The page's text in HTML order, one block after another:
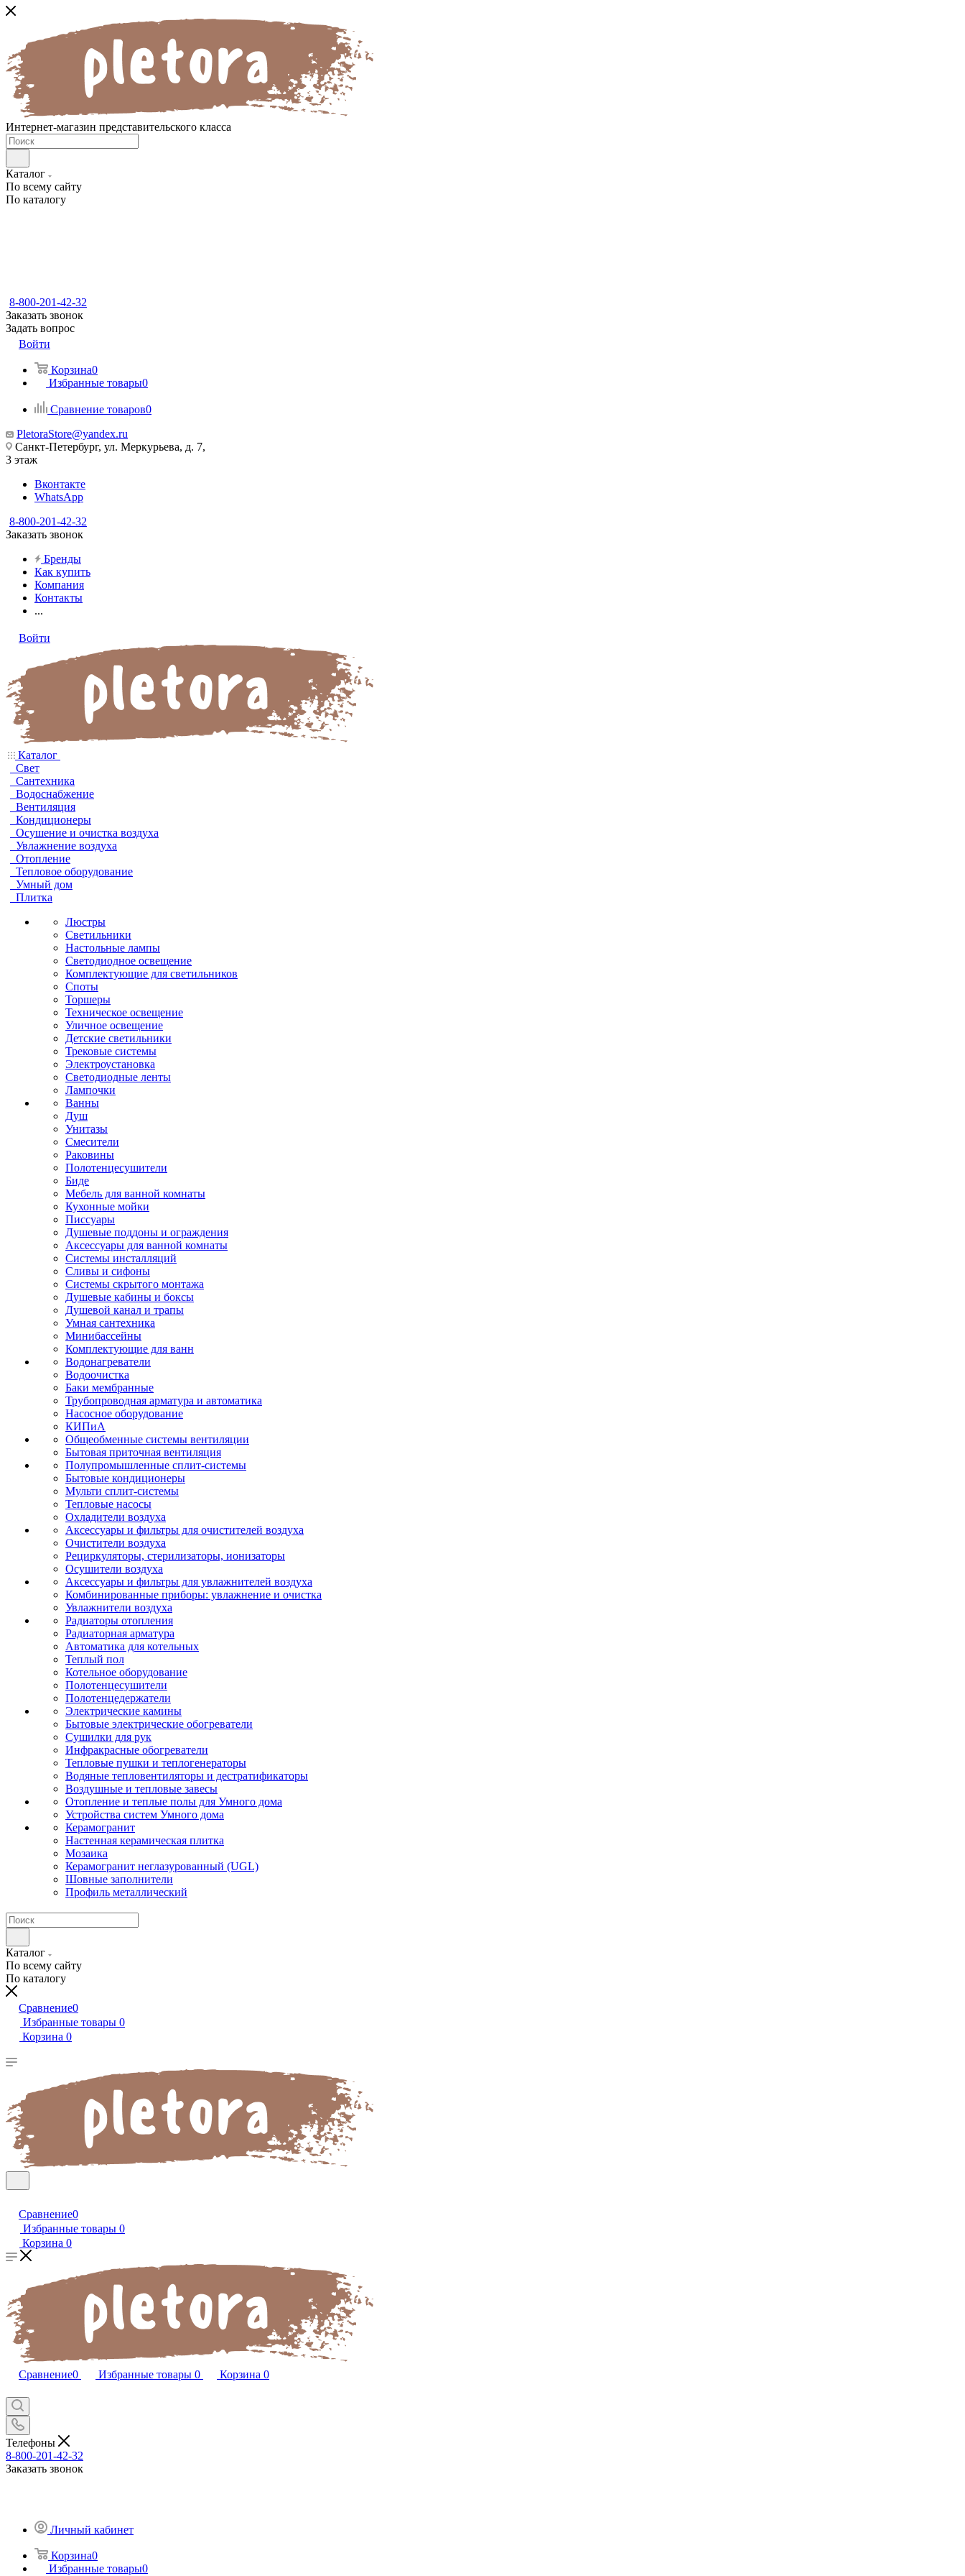
Интернет-магазин представительского класса
Каталог
По всему сайту
По каталогу
8-800-201-42-32
Заказать звонок
Задать вопрос
Войти
Корзина0
Избранные товары0
Сравнение товаров0
PletoraStore@yandex.ru
Санкт-Петербург, ул. Меркурьева, д. 7,
3 этаж
Вконтакте
WhatsApp
8-800-201-42-32
Заказать звонок
Бренды
Как купить
Компания
Контакты
...
Войти
Каталог
Свет
Сантехника
Водоснабжение
Вентиляция
Кондиционеры
Осушение и очистка воздуха
Увлажнение воздуха
Отопление
Тепловое оборудование
Умный дом
Плитка
Люстры
Светильники
Настольные лампы
Светодиодное освещение
Комплектующие для светильников
Споты
Торшеры
Техническое освещение
Уличное освещение
Детские светильники
Трековые системы
Электроустановка
Светодиодные ленты
Лампочки
Ванны
Душ
Унитазы
Смесители
Раковины
Полотенцесушители
Биде
Мебель для ванной комнаты
Кухонные мойки
Писсуары
Душевые поддоны и ограждения
Аксессуары для ванной комнаты
Системы инсталляций
Сливы и сифоны
Системы скрытого монтажа
Душевые кабины и боксы
Душевой канал и трапы
Умная сантехника
Минибассейны
Комплектующие для ванн
Водонагреватели
Водоочистка
Баки мембранные
Трубопроводная арматура и автоматика
Насосное оборудование
КИПиА
Общеобменные системы вентиляции
Бытовая приточная вентиляция
Полупромышленные сплит-системы
Бытовые кондиционеры
Мульти сплит-системы
Тепловые насосы
Охладители воздуха
Аксессуары и фильтры для очистителей воздуха
Очистители воздуха
Рециркуляторы, стерилизаторы, ионизаторы
Осушители воздуха
Аксессуары и фильтры для увлажнителей воздуха
Комбинированные приборы: увлажнение и очистка
Увлажнители воздуха
Радиаторы отопления
Радиаторная арматура
Автоматика для котельных
Теплый пол
Котельное оборудование
Полотенцесушители
Полотенцедержатели
Электрические камины
Бытовые электрические обогреватели
Сушилки для рук
Инфракрасные обогреватели
Тепловые пушки и теплогенераторы
Водяные тепловентиляторы и дестратификаторы
Воздушные и тепловые завесы
Отопление и теплые полы для Умного дома
Устройства систем Умного дома
Керамогранит
Настенная керамическая плитка
Мозаика
Керамогранит неглазурованный (UGL)
Шовные заполнители
Профиль металлический
Каталог
По всему сайту
По каталогу
Сравнение0
Избранные товары 0
Корзина 0
Сравнение0
Избранные товары 0
Корзина 0
Сравнение0 Избранные товары 0 Корзина 0
Телефоны
8-800-201-42-32
Заказать звонок
Личный кабинет
Корзина0
Избранные товары0